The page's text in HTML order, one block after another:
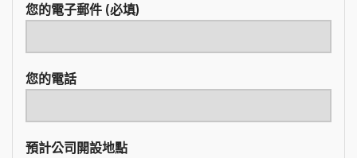
您的電子郵件 (必填)
您的電話
預計公司開設地點